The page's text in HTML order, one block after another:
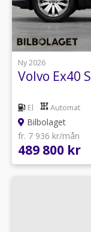
Ny 2026
Volvo Ex40
El Automat
Bilbolaget
fr. 7 936 kr/mån
489 800 kr